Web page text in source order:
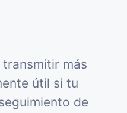
más
útil si tu
de